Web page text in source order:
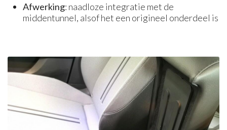
Afwerking: naadloze integratie met de
middentunnel, alsof het een origineel onderdeel is